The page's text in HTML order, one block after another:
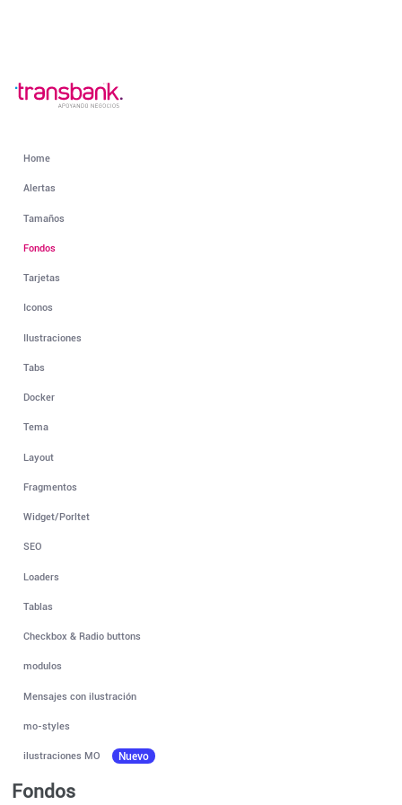
Home
Alertas
Tamaños
Fondos
Tarjetas
Iconos
Ilustraciones
Tabs
Docker
Tema
Layout
Fragmentos
Widget/Porltet
SEO
Loaders
Tablas
Checkbox & Radio buttons
modulos
Mensajes con ilustración
mo-styles
ilustraciones MO Nuevo
Fondos